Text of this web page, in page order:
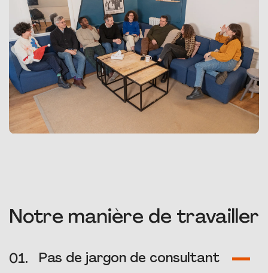
Notre manière de travailler
Pas de jargon de consultant